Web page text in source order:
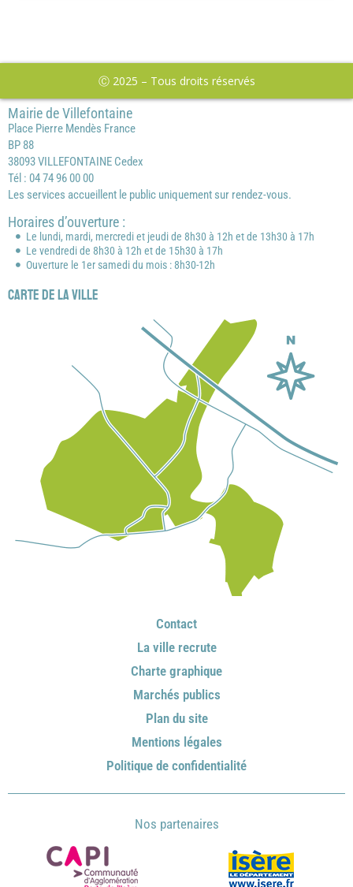
Ⓒ 2025 – Tous droits réservés
Mairie de Villefontaine
Place Pierre Mendès France
BP 88
38093 VILLEFONTAINE Cedex
Tél : 04 74 96 00 00
Les services accueillent le public uniquement sur rendez-vous.
Horaires d’ouverture :
Le lundi, mardi, mercredi et jeudi de 8h30 à 12h et de 13h30 à 17h
Le vendredi de 8h30 à 12h et de 15h30 à 17h
Ouverture le 1er samedi du mois : 8h30-12h
Carte de la ville
Contact
La ville recrute
Charte graphique
Marchés publics
Plan du site
Mentions légales
Politique de confidentialité
Nos partenaires